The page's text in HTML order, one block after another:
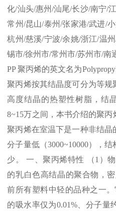
化/汕头/惠州/汕尾/长沙/南宁/
常州/昆山/泰州/张家港/武进/
杭州/慈溪/宁波/余姚/浙江/温州
锡市/徐州市/常州市/苏州市/南
PP聚丙烯的英文名为
聚丙烯按其结晶度可分为等
高度结晶的热塑性树脂，结
8~15万之间，本书介绍的聚
聚丙烯在室温下是一种非结晶
分子量低（3000~10000），结
少。 一、聚丙烯特性 （1 ）
的乳白色高结晶的聚合物，
前所有塑料中轻的品种之一
的吸水率仅为0.01%、分子量